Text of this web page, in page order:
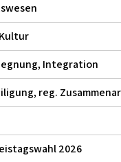
Integration
reg.
2026